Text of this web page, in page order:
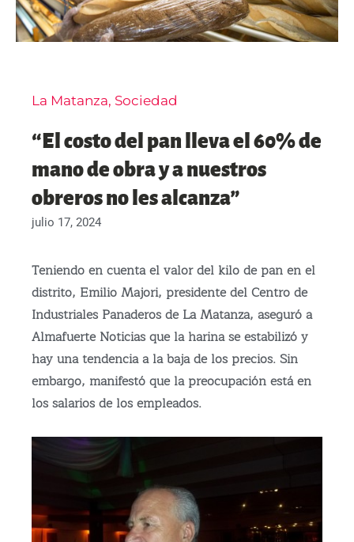
La Matanza, Sociedad
“El costo del pan lleva el 60% de
mano de obra y a nuestros
obreros no les alcanza”
julio 17, 2024
Teniendo en cuenta el valor del kilo de pan en el
distrito, Emilio Majori, presidente del Centro de
Industriales Panaderos de La Matanza, aseguró a
Almafuerte Noticias que la harina se estabilizó y
hay una tendencia a la baja de los precios. Sin
embargo, manifestó que la preocupación está en
los salarios de los empleados.